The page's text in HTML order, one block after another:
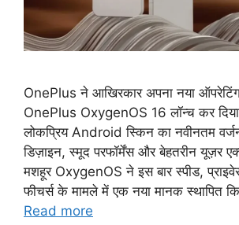
OnePlus ने आखिरकार अपना नया
OnePlus OxygenOS 16 लॉन्च कर
लोकप्रिय Android स्किन का नवीनतम
डिज़ाइन, स्मूद परफॉर्मेंस और बेहतरीन यूज़र
मशहूर OxygenOS ने इस बार स्पीड,
फीचर्स के मामले में एक नया मानक स्थापित
Read more